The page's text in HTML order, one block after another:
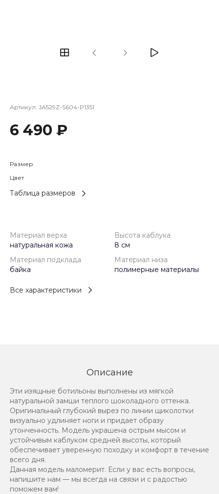
Артикул: JA529Z-S604-P1351
6 490 ₽
Размер
Цвет
Таблица размеров
Материал верха
натуральная кожа
Высота каблука
8 см
Материал подклада
байка
Материал низа
полимерные материалы
Все характеристики
Описание
Эти изящные ботильоны выполнены из мягкой
натуральной замши теплого шоколадного оттенка.
Оригинальный глубокий вырез по линии щиколотки
визуально удлиняет ноги и придает образу
утонченность. Модель украшена острым мысом и
устойчивым каблуком средней высоты, который
обеспечивает уверенную походку и комфорт в течение
всего дня.
Данная модель маломерит. Если у вас есть вопросы,
напишите нам — мы всегда на связи и с радостью
поможем вам!